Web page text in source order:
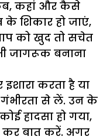
कब, कहां और कैसे
के शिकार हो जाएं,
को खुद तो सचेत
जागरूक बनाना
करता है या
गंभीरता से लें. उन के
हादसा हो गया,
बात करें. अगर